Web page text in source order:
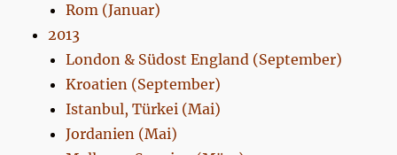
Rom (Januar)
2013
London & Südost England (September)
Kroatien (September)
Istanbul, Türkei (Mai)
Jordanien (Mai)